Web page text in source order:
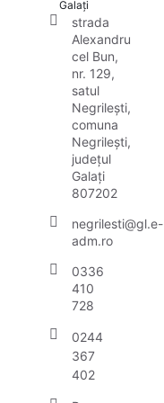
Galați
strada
Alexandru
cel Bun,
nr. 129,
satul
Negrilești,
comuna
Negrilești,
județul
Galați
807202
negrilesti@gl.e-
adm.ro
0336
410
728
0244
367
402